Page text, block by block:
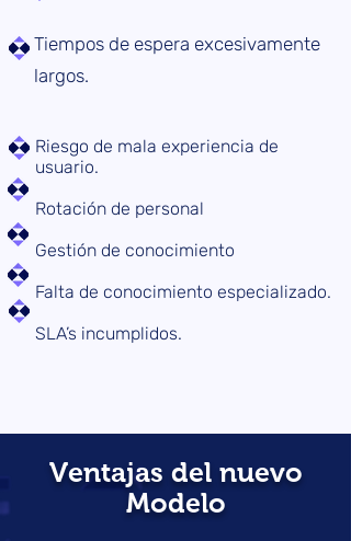
Tiempos de espera excesivamente
largos.
Riesgo de mala experiencia de
usuario.
Rotación de personal
Gestión de conocimiento
Falta de conocimiento especializado.
SLA’s incumplidos.
Ventajas del nuevo
Modelo